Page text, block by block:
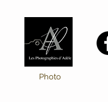
Photo